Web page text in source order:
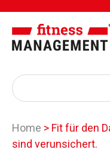
Home > Fit für den
sind verunsichert.